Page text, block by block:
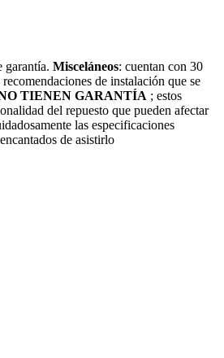
garantía. Misceláneos: cuentan con 30
de instalación que se
TIENEN GARANTÍA ; estos
del repuesto que pueden afectar
las especificaciones
de asistirlo